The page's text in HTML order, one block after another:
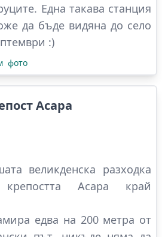
Една такава станция
да бъде видяна до село
:)
фото
Асара
великденска разходка
Асара край
едва на 200 метра от